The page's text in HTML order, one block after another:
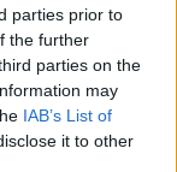
parties prior to
the further
parties on the
may
IAB’s List of
it to other